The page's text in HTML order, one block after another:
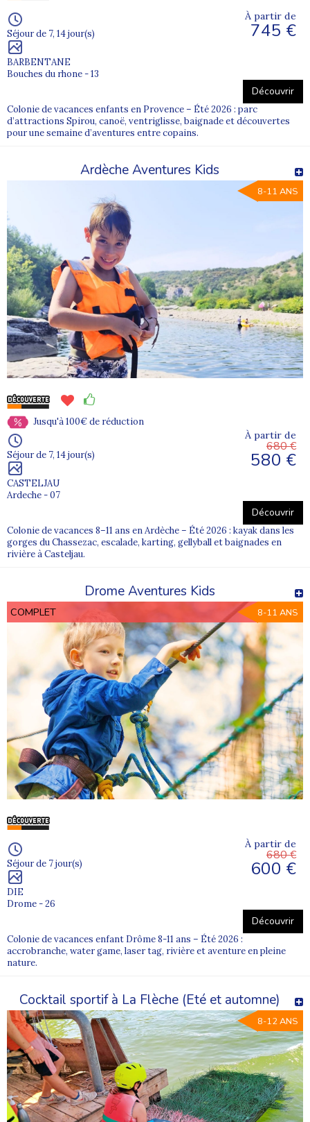
Séjour de 7, 14 jour(s)
BARBENTANE
Bouches du rhone - 13
À partir de
745 €
Découvrir
Colonie de vacances enfants en Provence – Été 2026 : parc
d’attractions Spirou, canoë, ventriglisse, baignade et découvertes
pour une semaine d’aventures entre copains.
Ardèche Aventures Kids
8-11 ANS
Jusqu'à 100€ de réduction
Séjour de 7, 14 jour(s)
CASTELJAU
Ardeche - 07
À partir de
680 €
580 €
Découvrir
Colonie de vacances 8–11 ans en Ardèche – Été 2026 : kayak dans les
gorges du Chassezac, escalade, karting, gellyball et baignades en
rivière à Casteljau.
Drome Aventures Kids
COMPLET 8-11 ANS
Séjour de 7 jour(s)
DIE
Drome - 26
À partir de
680 €
600 €
Découvrir
Colonie de vacances enfant Drôme 8-11 ans – Été 2026 :
accrobranche, water game, laser tag, rivière et aventure en pleine
nature.
Cocktail sportif à La Flèche (Eté et automne)
8-12 ANS